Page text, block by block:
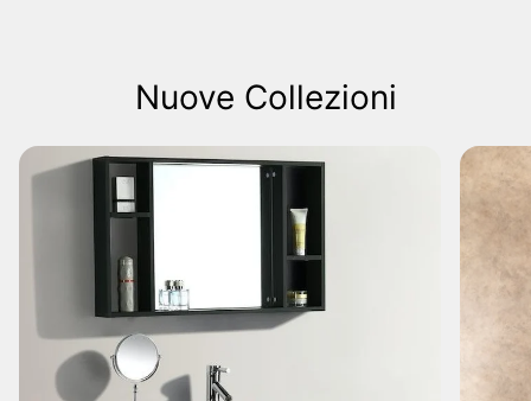
Nuove Collezioni